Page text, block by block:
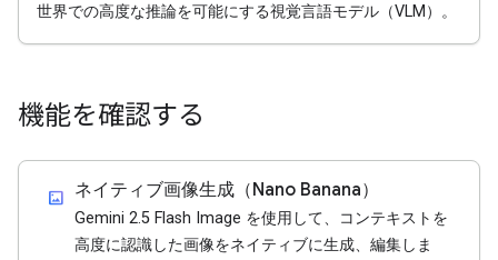
世界での高度な推論を可能にする視覚言語モデル（VLM）。
機能を確認する
imagesmode ネイティブ画像生成（Nano Banana）
Gemini 2.5 Flash Image を使用して、コンテキストを
高度に認識した画像をネイティブに生成、編集しま